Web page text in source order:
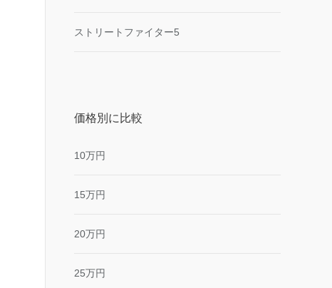
ストリートファイター5
価格別に比較
10万円
15万円
20万円
25万円